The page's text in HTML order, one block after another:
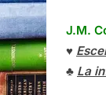
J.M.
♥
♣ La